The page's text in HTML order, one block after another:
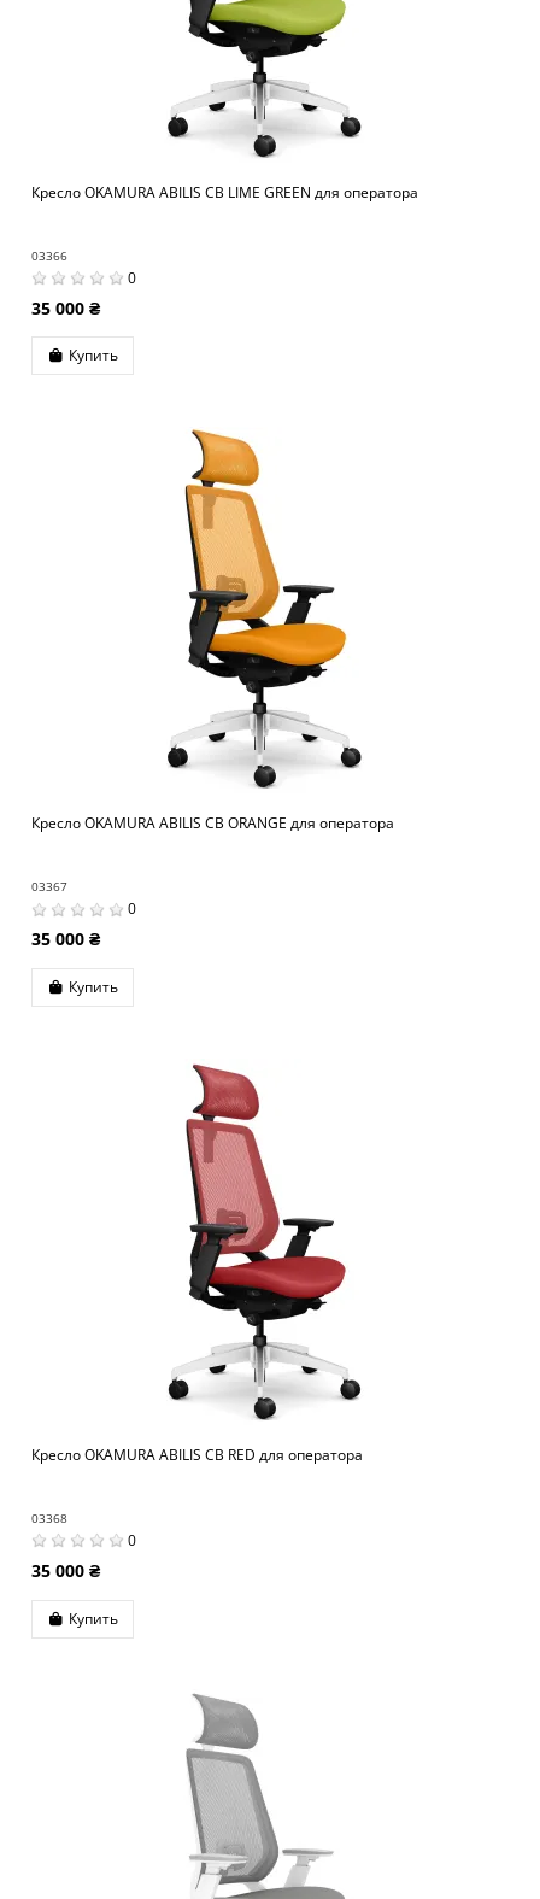
Кресло OKAMURA ABILIS CB LIME GREEN для оператора
03366
0
35 000 ₴
Купить
Кресло OKAMURA ABILIS CB ORANGE для оператора
03367
0
35 000 ₴
Купить
Кресло OKAMURA ABILIS CB RED для оператора
03368
0
35 000 ₴
Купить